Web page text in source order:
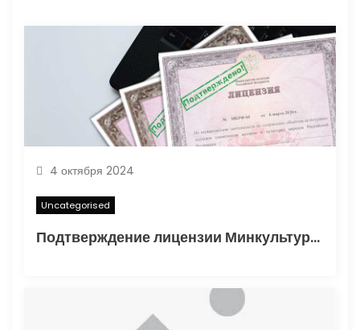
4 октября 2024
Uncategorised
Подтверждение лицензии Минкультуры: Важные аспекты и процесс получения